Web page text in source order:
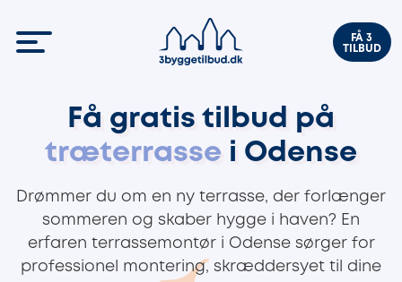
FÅ 3
TILBUD
Få gratis tilbud på
træterrasse i Odense
Drømmer du om en ny terrasse, der forlænger
sommeren og skaber hygge i haven? En
erfaren terrassemontør i Odense sørger for
professionel montering, skræddersyet til dine